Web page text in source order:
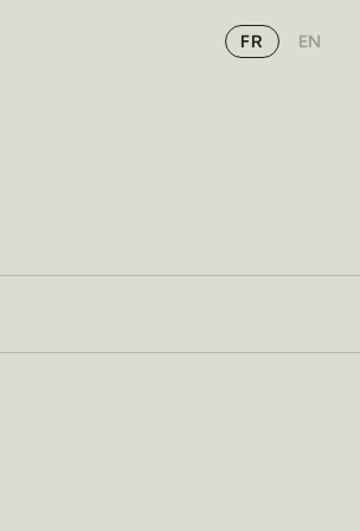
FR EN